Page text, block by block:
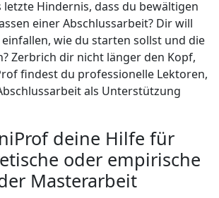
letzte Hindernis, dass du bewältigen
einer Abschlussarbeit? Dir will
wie du starten sollst und die
Zerbrich dir nicht länger den Kopf,
findest du professionelle Lektoren,
als Unterstützung
deine Hilfe für
oder empirische
Masterarbeit